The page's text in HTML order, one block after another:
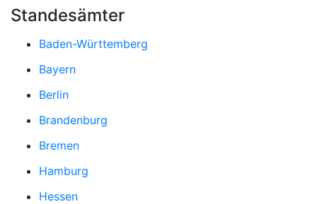
Standesämter
Baden-Württemberg
Bayern
Berlin
Brandenburg
Bremen
Hamburg
Hessen